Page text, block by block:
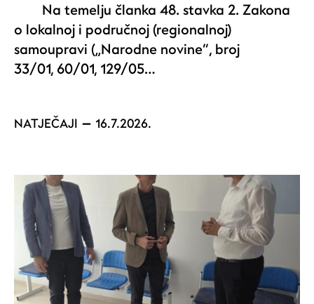
Na temelju članka 48. stavka 2. Zakona
o lokalnoj i područnoj (regionalnoj)
samoupravi („Narodne novine“, broj
33/01, 60/01, 129/05…
NATJEČAJI 16.7.2026.